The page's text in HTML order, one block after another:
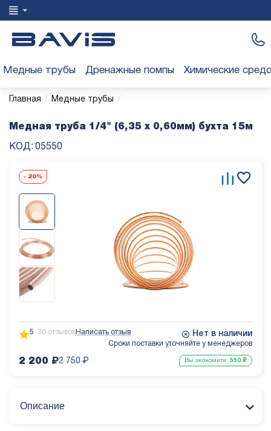
Медные трубы Дренажные помпы Химические
Главная / Медные трубы /
Медная труба 1/4" (6,35 x 0,60мм) бухта 15м
КОД: 05550
- 20%
5 30 отзывовНаписать отзыв Нет в наличии
Сроки поставки уточняйте у менеджеров
2 750 ₽
2 200 ₽ Вы экономите: 550 ₽
Описание